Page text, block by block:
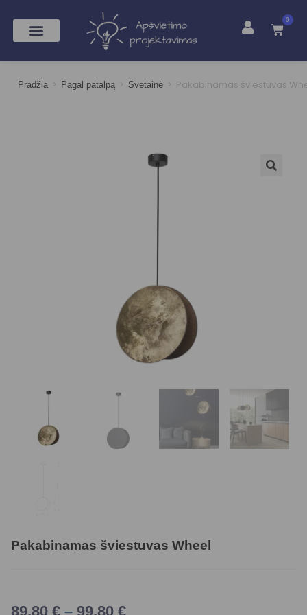
0
Pradžia > Pagal patalpą > Svetainė > Pakabinamas šviestuvas
Pakabinamas šviestuvas Wheel
89,80 € – 99,80 €